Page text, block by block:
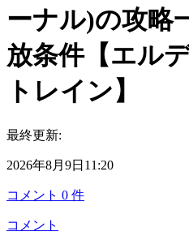
ーナル)の攻略
放条件【エル
トレイン】
最終更新:
2026年8月9日11:20
コメント 0 件
コメント